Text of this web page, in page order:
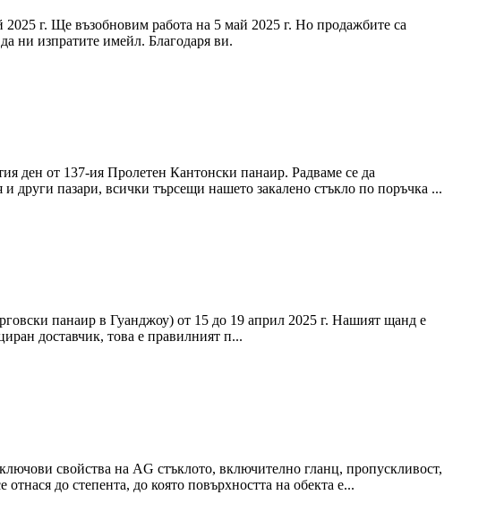
г. Ще възобновим работа на 5 май 2025 г. Но продажбите са
ни изпратите имейл. Благодаря ви.
ден от 137-ия Пролетен Кантонски панаир. Радваме се да
други пазари, всички търсещи нашето закалено стъкло по поръчка ...
панаир в Гуанджоу) от 15 до 19 април 2025 г. Нашият щанд е
доставчик, това е правилният п...
свойства на AG стъклото, включително гланц, пропускливост,
до степента, до която повърхността на обекта е...